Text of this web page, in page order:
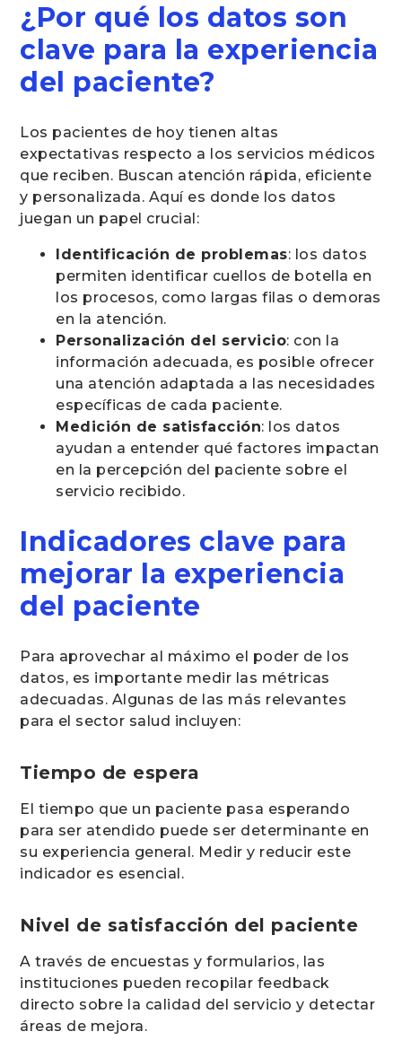
¿Por qué los datos son
clave para la experiencia
del paciente?
Los pacientes de hoy tienen altas
expectativas respecto a los servicios médicos
que reciben. Buscan atención rápida, eficiente
y personalizada. Aquí es donde los datos
juegan un papel crucial:
Identificación de problemas: los datos
permiten identificar cuellos de botella en
los procesos, como largas filas o demoras
en la atención.
Personalización del servicio: con la
información adecuada, es posible ofrecer
una atención adaptada a las necesidades
específicas de cada paciente.
Medición de satisfacción: los datos
ayudan a entender qué factores impactan
en la percepción del paciente sobre el
servicio recibido.
Indicadores clave para
mejorar la experiencia
del paciente
Para aprovechar al máximo el poder de los
datos, es importante medir las métricas
adecuadas. Algunas de las más relevantes
para el sector salud incluyen:
Tiempo de espera
El tiempo que un paciente pasa esperando
para ser atendido puede ser determinante en
su experiencia general. Medir y reducir este
indicador es esencial.
Nivel de satisfacción del paciente
A través de encuestas y formularios, las
instituciones pueden recopilar feedback
directo sobre la calidad del servicio y detectar
áreas de mejora.